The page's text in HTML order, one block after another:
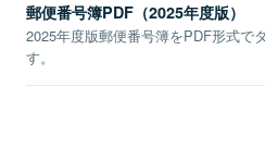
郵便番号簿PDF（2025年度版）
2025年度版郵便番号簿をPDF形式で
す。